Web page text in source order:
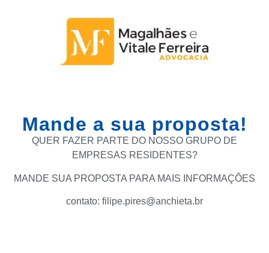
Mande a sua proposta!
QUER FAZER PARTE DO NOSSO GRUPO DE
EMPRESAS RESIDENTES?
MANDE SUA PROPOSTA PARA MAIS INFORMAÇÕES
contato: filipe.pires@anchieta.br